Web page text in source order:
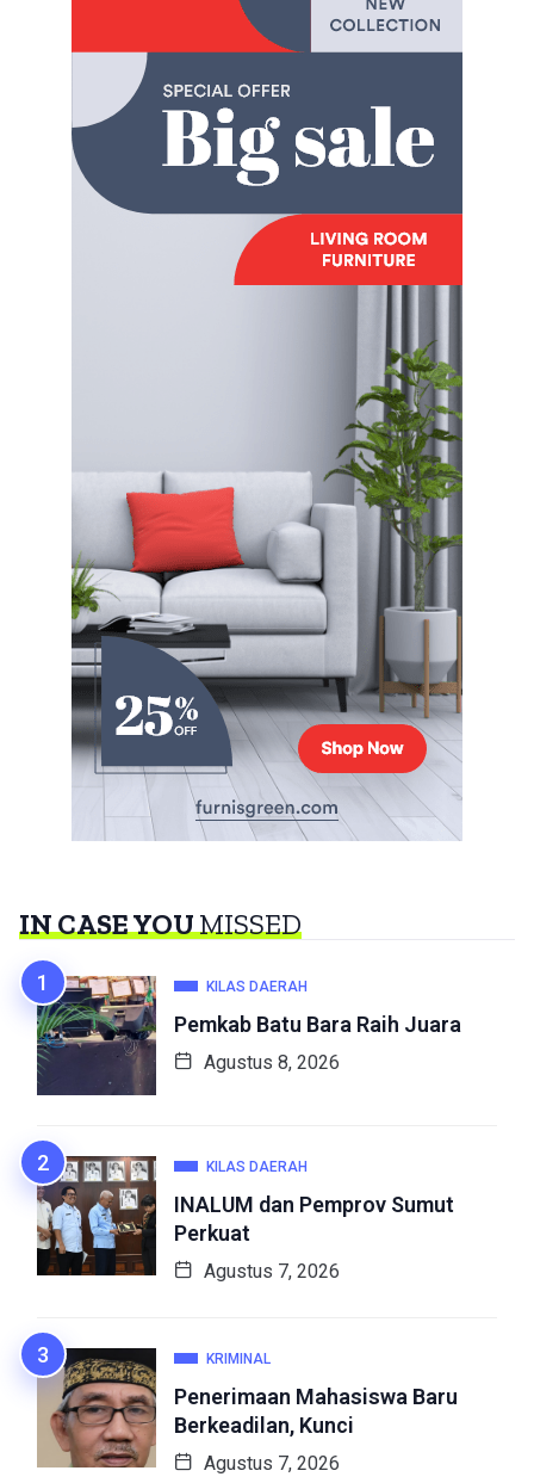
IN CASE YOUMISSED
KILAS DAERAH
Pemkab Batu Bara Raih Juara
Agustus 8, 2026
KILAS DAERAH
INALUM dan Pemprov Sumut
Perkuat
Agustus 7, 2026
KRIMINAL
Penerimaan Mahasiswa Baru
Berkeadilan, Kunci
Agustus 7, 2026